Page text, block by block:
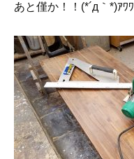
あと僅か！！(*´д｀*)ｱﾜﾜ